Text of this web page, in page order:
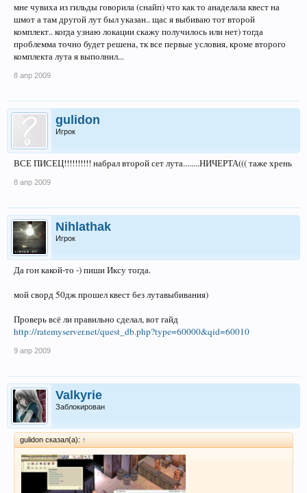
мне чувиха из гильды говорила (снайп) что как то анаделала квест на
шмот а там другой лут был указан.. щас я выбиваю тот второй
комплект.. когда узнаю локации скажу получилось или нет) тогда
проблемма точно будет решена, тк все первые условия, кроме второго
комплекта лута я выполнил...
8 апр 2009
gulidon
Игрок
ВСЕ ПИСЕЦ!!!!!!!!!! набрал второй сет лута........НИЧЕРТА((( таже хрень
8 апр 2009
Nihlathak
Игрок
Да гон какой-то -) пиши Иксу тогда.
мой сворд 50дж прошел квест без лутавыбивания)
Проверь всё ли правильно сделал, вот гайд
http://ratemyserver.net/quest_db.php?type=60000&qid=60010
9 апр 2009
Valkyrie
Заблокирован
gulidon сказал(а): ↑